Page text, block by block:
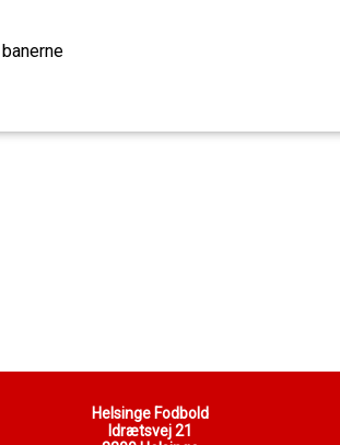
Helsinge Fodbold
Idrætsvej 21